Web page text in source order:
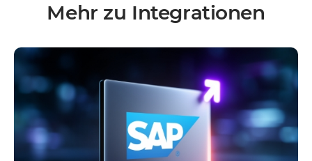
Mehr zu Integrationen